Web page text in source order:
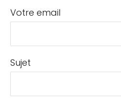
Votre email
Sujet